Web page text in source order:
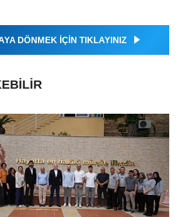
DÖNMEK İÇİN TIKLAYINIZ